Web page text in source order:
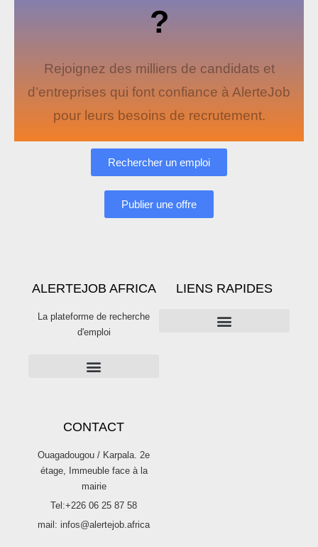
?
Rejoignez des milliers de candidats et
d’entreprises qui font confiance à AlerteJob
pour leurs besoins de recrutement.
Rechercher un emploi
Publier une offre
ALERTEJOB AFRICA
La plateforme de recherche
d'emploi
LIENS RAPIDES
CONTACT
Ouagadougou / Karpala. 2e
étage, Immeuble face à la
mairie
Tel:+226 06 25 87 58
mail: infos@alertejob.africa